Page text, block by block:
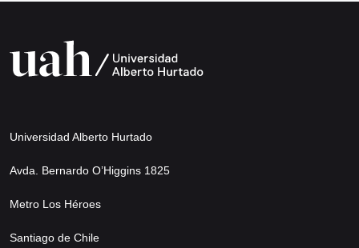
Universidad Alberto Hurtado
Avda. Bernardo O’Higgins 1825
Metro Los Héroes
Santiago de Chile